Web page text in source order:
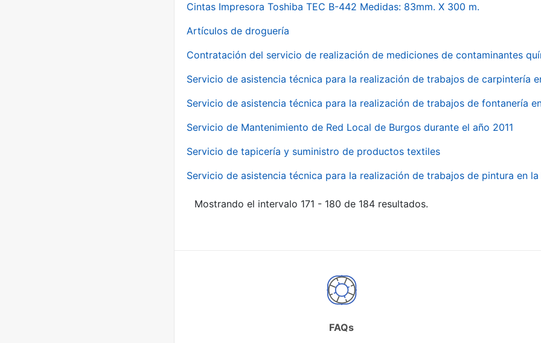
Cintas Impresora Toshiba TEC B-442 Medidas: 83mm. X 300 m.
Artículos de droguería
Contratación del servicio de realización de mediciones de contaminantes
Servicio de asistencia técnica para la realización de trabajos de carpintería
Servicio de asistencia técnica para la realización de trabajos de fontanería
Servicio de Mantenimiento de Red Local de Burgos durante el año 2011
Servicio de tapicería y suministro de productos textiles
Servicio de asistencia técnica para la realización de trabajos de pintura en
Mostrando el intervalo 171 - 180 de 184 resultados.
FAQs